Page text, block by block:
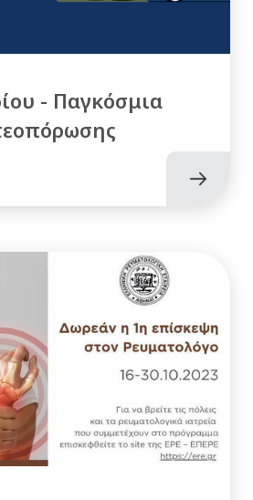
- Παγκόσμια